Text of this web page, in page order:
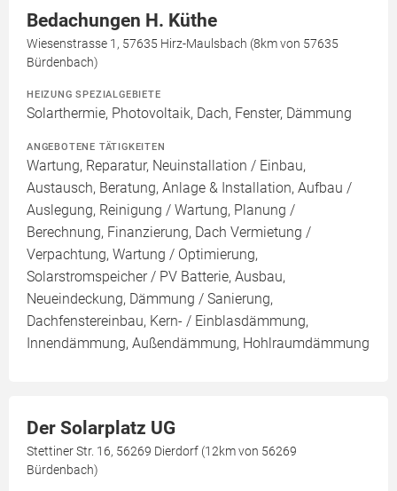
Bedachungen H. Küthe
Wiesenstrasse 1, 57635 Hirz-Maulsbach (8km von 57635
Bürdenbach)
HEIZUNG SPEZIALGEBIETE
Solarthermie, Photovoltaik, Dach, Fenster, Dämmung
ANGEBOTENE TÄTIGKEITEN
Wartung, Reparatur, Neuinstallation / Einbau,
Austausch, Beratung, Anlage & Installation, Aufbau /
Auslegung, Reinigung / Wartung, Planung /
Berechnung, Finanzierung, Dach Vermietung /
Verpachtung, Wartung / Optimierung,
Solarstromspeicher / PV Batterie, Ausbau,
Neueindeckung, Dämmung / Sanierung,
Dachfenstereinbau, Kern- / Einblasdämmung,
Innendämmung, Außendämmung, Hohlraumdämmung
Der Solarplatz UG
Stettiner Str. 16, 56269 Dierdorf (12km von 56269
Bürdenbach)